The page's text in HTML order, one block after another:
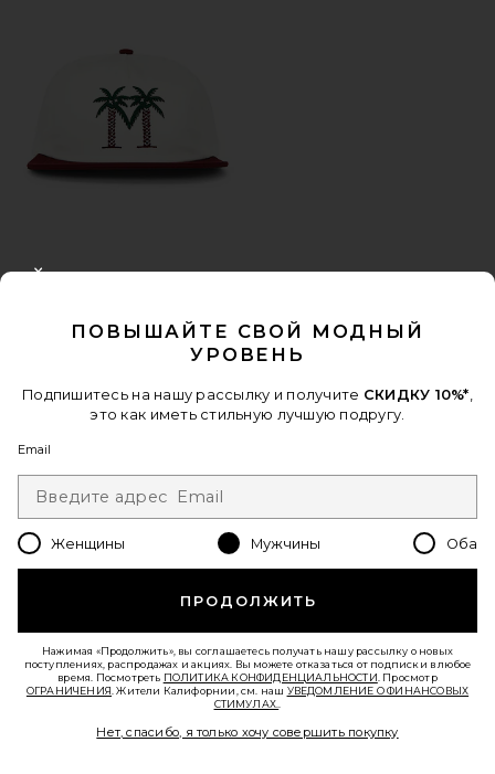
$48
Favorite ПОЛО FAIRWAY
В ТРЕНДЕ СЕЙЧАС!
5 недавно продан
ПОЛО FAIRWAY
ПОВЫШАЙТЕ СВОЙ МОДНЫЙ
УРОВЕНЬ
Подпишитесь на нашу рассылку и получите СКИДКУ 10%*
это как иметь стильную лучшую подругу.
Email
Женщины Мужчины Оба
ПРОДОЛЖИТЬ
Нажимая «Продолжить», вы соглашаетесь получать нашу рассылку о новых
поступлениях, распродажах и акциях. Вы можете отказаться от подписки в любое
время. Посмотреть ПОЛИТИКА КОНФИДЕНЦИАЛЬНОСТИ . Просмотр
ОГРАНИЧЕНИЯ . Жители Калифорнии, см. наш УВЕДОМЛЕНИЕ О ФИНАНСОВЫХ
СТИМУЛАХ.
Нет, спасибо, я только хочу совершить покупку